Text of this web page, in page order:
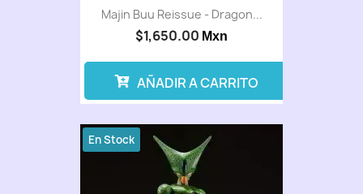
Majin Buu Reissue - Dragon...
$1,650.00 Mxn
AÑADIR A CARRITO
En Stock